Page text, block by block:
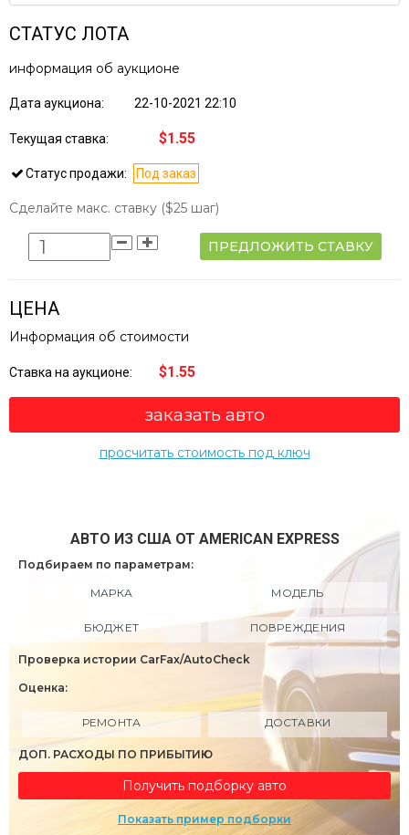
СТАТУС ЛОТА
информация об аукционе
Дата аукциона: 22-10-2021 22:10
Текущая ставка: $1.55
Статус продажи: Под заказ
Сделайте макс. ставку ($25 шаг)
ПРЕДЛОЖИТЬ СТАВКУ
ЦЕНА
Информация об стоимости
Ставка на аукционе: $1.55
заказать авто
просчитать стоимость под ключ
АВТО ИЗ США ОТ AMERICAN EXPRESS
Подбираем по параметрам:
МАРКА МОДЕЛЬ
БЮДЖЕТ ПОВРЕЖДЕНИЯ
Проверка истории CarFax/AutoCheck
Оценка:
РЕМОНТА ДОСТАВКИ
ДОП. РАСХОДЫ ПО ПРИБЫТИЮ
Получить подборку авто
Показать пример подборки